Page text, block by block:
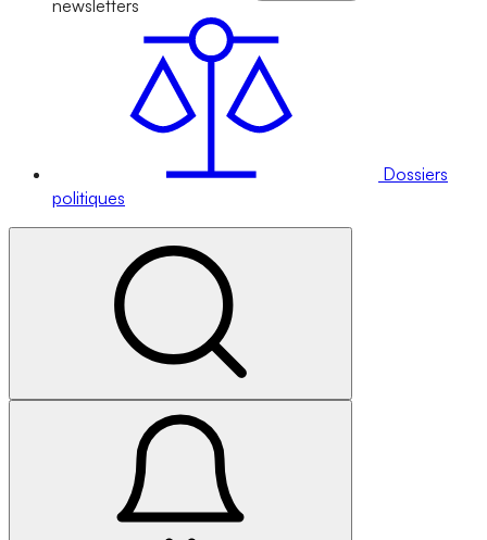
newsletters
Dossiers
politiques